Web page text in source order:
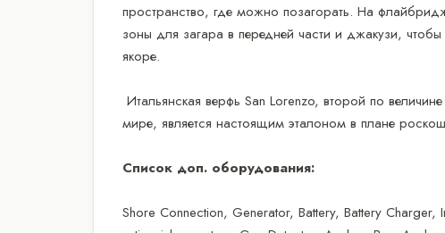
пространство, где можно позагорать. На
зоны для загара в передней части и джакузи,
якоре.
Итальянская верфь San Lorenzo, второй по
мире, является настоящим эталоном в плане
Список доп. оборудования:
Shore Connection, Generator, Battery, Battery Charger,